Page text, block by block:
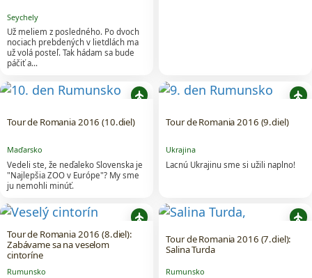
Seychely
Už meliem z posledného. Po dvoch
nociach prebdených v lietdlách ma
už volá posteľ. Tak hádam sa bude
páčiť a…
flight
Tour de Romania 2016 (10.diel)
Maďarsko
Vedeli ste, že neďaleko Slovenska je
"Najlepšia ZOO v Európe"? My sme
ju nemohli minúť.
flight
Tour de Romania 2016 (9.diel)
Ukrajina
Lacnú Ukrajinu sme si užili naplno!
flight
Tour de Romania 2016 (8.diel):
Zabávame sa na veselom
cintoríne
Rumunsko
flight
Tour de Romania 2016 (7.diel):
Salina Turda
Rumunsko